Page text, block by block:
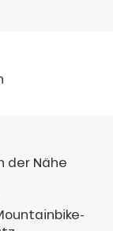
der Nähe